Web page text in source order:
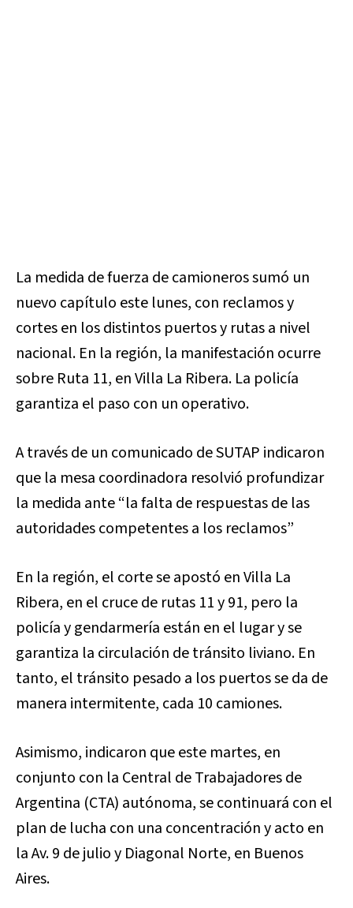
La medida de fuerza de camioneros sumó un
nuevo capítulo este lunes, con reclamos y
cortes en los distintos puertos y rutas a nivel
nacional. En la región, la manifestación ocurre
sobre Ruta 11, en Villa La Ribera. La policía
garantiza el paso con un operativo.
A través de un comunicado de SUTAP indicaron
que la mesa coordinadora resolvió profundizar
la medida ante “la falta de respuestas de las
autoridades competentes a los reclamos”
En la región, el corte se apostó en Villa La
Ribera, en el cruce de rutas 11 y 91, pero la
policía y gendarmería están en el lugar y se
garantiza la circulación de tránsito liviano. En
tanto, el tránsito pesado a los puertos se da de
manera intermitente, cada 10 camiones.
Asimismo, indicaron que este martes, en
conjunto con la Central de Trabajadores de
Argentina (CTA) autónoma, se continuará con el
plan de lucha con una concentración y acto en
la Av. 9 de julio y Diagonal Norte, en Buenos
Aires.